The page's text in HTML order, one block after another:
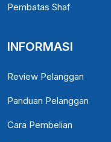
Pembatas Shaf
INFORMASI
Review Pelanggan
Panduan Pelanggan
Cara Pembelian